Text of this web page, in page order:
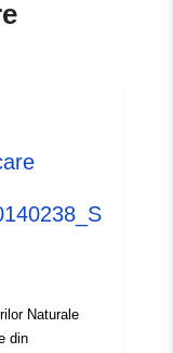
services
Naturale
din